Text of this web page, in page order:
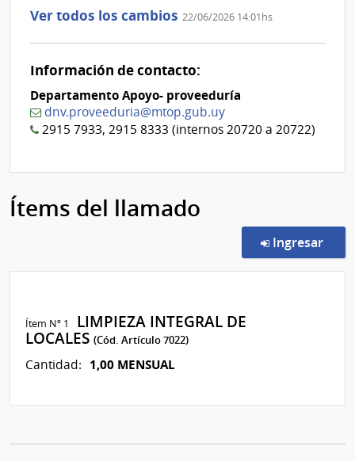
aclaración
0
Ver todos los cambios 22/06/2026 14:01hs
Información de contacto:
Departamento Apoyo- proveeduría
dnv.proveeduria@mtop.gub.uy
2915 7933, 2915 8333 (internos 20720 a 20722)
Ítems del llamado
Ingresar
Ítem Nº 1
LIMPIEZA INTEGRAL DE
LOCALES(Cód. Artículo 7022)
Cantidad: 1,00 MENSUAL